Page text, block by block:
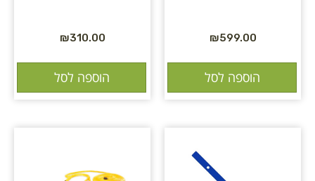
₪599.00
הוספה לסל
₪310.00
הוספה לסל